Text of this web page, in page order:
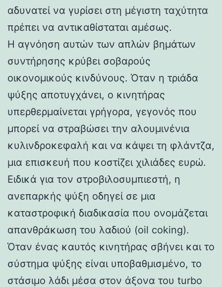
αδυνατεί να γυρίσει στη μέγιστη ταχύτητα
πρέπει να αντικαθίσταται αμέσως.
Η αγνόηση αυτών των απλών βημάτων
συντήρησης κρύβει σοβαρούς
οικονομικούς κινδύνους. Όταν η τριάδα
ψύξης αποτυγχάνει, ο κινητήρας
υπερθερμαίνεται γρήγορα, γεγονός που
μπορεί να στραβώσει την αλουμινένια
κυλινδροκεφαλή και να κάψει τη φλάντζα,
μια επισκευή που κοστίζει χιλιάδες ευρώ.
Ειδικά για τον στροβιλοσυμπιεστή, η
ανεπαρκής ψύξη οδηγεί σε μια
καταστροφική διαδικασία που ονομάζεται
απανθράκωση του λαδιού (oil coking).
Όταν ένας καυτός κινητήρας σβήνει και το
σύστημα ψύξης είναι υποβαθμισμένο, το
στάσιμο λάδι μέσα στον άξονα του turbo